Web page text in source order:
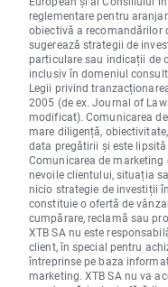
reglementare pentru
obiectivă a recomandărilor
sugerează strategii de
particulare sau indicații de
inclusiv în domeniul
Legii privind
2005 (de ex. Journal of
modificat). Comunicarea
mare diligență,
data pregătirii și este lipsită
Comunicarea de
nevoile clientului, situația
nicio strategie de investiții
constituie o ofertă de
cumpărare, reclamă sau
XTB SA nu este
client, în special pentru
întreprinse pe baza
marketing. XTB SA nu va